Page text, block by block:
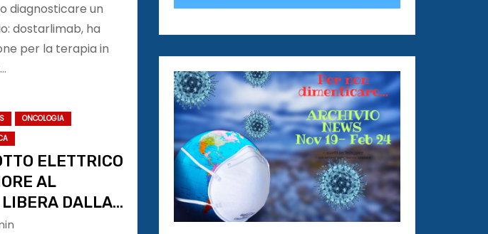
diagnosticare un
dostarlimab, ha
per la terapia in
ONCOLOGIA
ELETTRICO
AL
DALLA